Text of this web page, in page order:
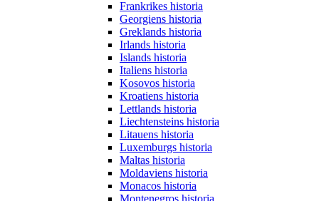
Frankrikes historia
Georgiens historia
Greklands historia
Irlands historia
Islands historia
Italiens historia
Kosovos historia
Kroatiens historia
Lettlands historia
Liechtensteins historia
Litauens historia
Luxemburgs historia
Maltas historia
Moldaviens historia
Monacos historia
Montenegros historia